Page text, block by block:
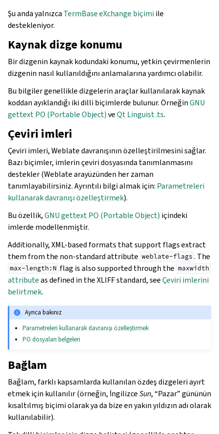
Şu anda yalnızca TermBase eXchange biçimi ile
destekleniyor.
Kaynak dizge konumu
Bir dizgenin kaynak kodundaki konumu, yetkin çevirmenlerin
dizgenin nasıl kullanıldığını anlamalarına yardımcı olabilir.
Bu bilgiler genellikle dizgelerin araçlar kullanılarak kaynak
koddan ayıklandığı iki dilli biçimlerde bulunur. ÖrneğinGNU
gettext PO (Portable Object)veQt Linguist .ts.
Çeviri imleri
Çeviri imleri, Weblate davranışının özelleştirilmesini sağlar.
Bazı biçimler, imlerin çeviri dosyasında tanımlanmasını
destekler (Weblate arayüzünden her zaman
tanımlayabilirsiniz. Ayrıntılı bilgi almak için: Parametreleri
kullanarak davranışı özelleştirmek).
Bu özellik,GNU gettext PO (Portable Object) içindeki
imlerde modellenmiştir.
Additionally, XML-based formats that support flags extract
them from the non-standard attribute weblate-flags . The
max-length:N flag is also supported through the maxwidth
attributeas defined in the XLIFF standard, seeÇeviri imlerini
belirtmek.
Ayrıca bakınız
Parametreleri kullanarak davranışı özelleştirmek
PO dosyaları belgeleri
Bağlam
Bağlam, farklı kapsamlarda kullanılan özdeş dizgeleri ayırt
etmek için kullanılır (örneğin, İngilizceSun, “Pazar” gününün
kısaltılmış biçimi olarak ya da bize en yakın yıldızın adı olarak
kullanılabilir).